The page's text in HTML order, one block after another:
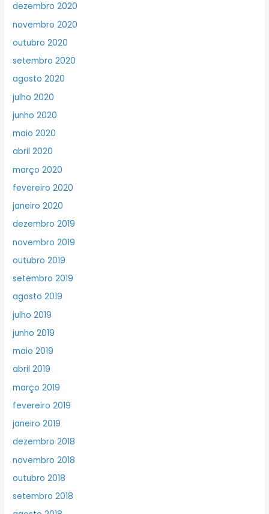
dezembro 2020
novembro 2020
outubro 2020
setembro 2020
agosto 2020
julho 2020
junho 2020
maio 2020
abril 2020
março 2020
fevereiro 2020
janeiro 2020
dezembro 2019
novembro 2019
outubro 2019
setembro 2019
agosto 2019
julho 2019
junho 2019
maio 2019
abril 2019
março 2019
fevereiro 2019
janeiro 2019
dezembro 2018
novembro 2018
outubro 2018
setembro 2018